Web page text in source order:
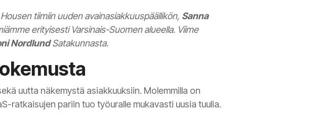
tiimiin uuden avainasiakkuuspäällikön, Sanna
erityisesti Varsinais-Suomen alueella. Viime
NordlundSatakunnasta.
uutta näkemystä asiakkuuksiin. Molemmilla on
ratkaisujen pariin tuo työuralle mukavasti uusia tuulia.